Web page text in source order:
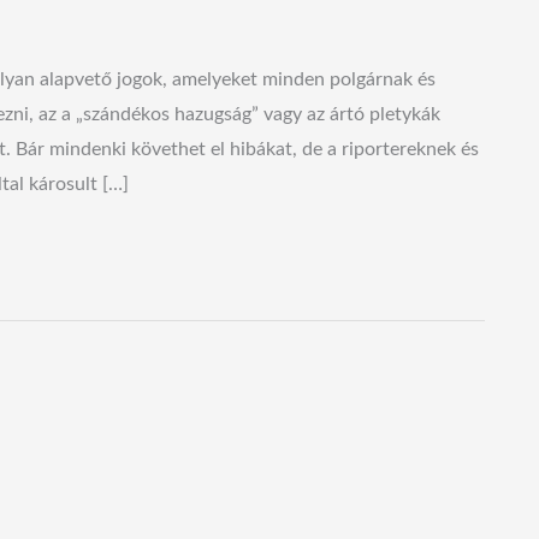
alapvető jogok, amelyeket minden polgárnak és
az a „szándékos hazugság” vagy az ártó pletykák
Bár mindenki követhet el hibákat, de a riportereknek és
károsult […]